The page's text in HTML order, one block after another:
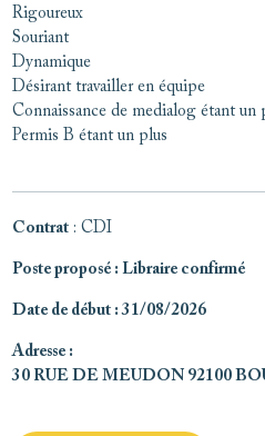
Rigoureux
Souriant
Dynamique
Désirant travailler en équipe
Connaissance de medialog étant un
Permis B étant un plus
Contrat : CDI
Poste proposé : Libraire confirmé
Date de début : 31/08/2026
Adresse :
30 RUE DE MEUDON 92100